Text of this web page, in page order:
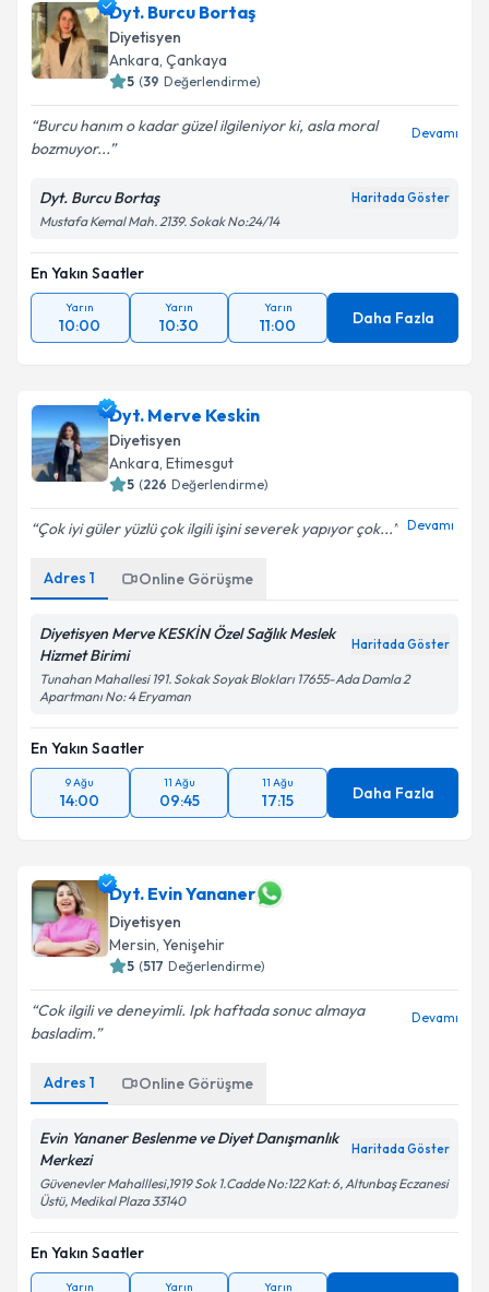
Dyt. Burcu Bortaş
Diyetisyen
Ankara, Çankaya
5 (39 Değerlendirme)
Burcu hanım o kadar güzel ilgileniyor ki, asla moral
bozmuyor...
Devamı
Dyt. Burcu Bortaş Haritada Göster
Mustafa Kemal Mah. 2139. Sokak No:24/14
En Yakın Saatler
Yarın
10:00
Yarın
10:30
Yarın
11:00 Daha Fazla
Dyt. Merve Keskin
Diyetisyen
Ankara, Etimesgut
5 (226 Değerlendirme)
Çok iyi güler yüzlü çok ilgili işini severek yapıyor çok... Devamı
Adres 1 Online Görüşme
Diyetisyen Merve KESKİN Özel Sağlık Meslek
Hizmet Birimi
Haritada Göster
Tunahan Mahallesi 191. Sokak Soyak Blokları 17655-Ada Damla 2
Apartmanı No: 4 Eryaman
En Yakın Saatler
9 Ağu
14:00
11 Ağu
09:45
11 Ağu
17:15 Daha Fazla
Dyt. Evin Yananer
Diyetisyen
Mersin, Yenişehir
5 (517 Değerlendirme)
Cok ilgili ve deneyimli. Ipk haftada sonuc almaya
basladim.
Devamı
Adres 1 Online Görüşme
Evin Yananer Beslenme ve Diyet Danışmanlık
Merkezi
Haritada Göster
Güvenevler Mahalllesi,1919 Sok 1.Cadde No:122 Kat: 6, Altunbaş Eczanesi
Üstü, Medikal Plaza 33140
En Yakın Saatler
Yarın Yarın Yarın